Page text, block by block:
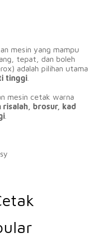
mesin yang mampu
tepat, dan boleh
adalah pilihan utama
tinggi
mesin cetak warna
risalah, brosur, kad